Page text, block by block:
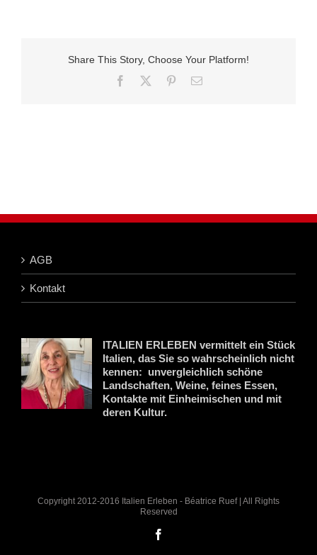
Share This Story, Choose Your Platform!
Facebook
Pinterest
E-
AGB
Kontakt
ITALIEN ERLEBEN vermittelt ein Stück
Italien, das Sie so wahrscheinlich nicht
kennen: unvergleichlich schöne
Landschaften, Weine, feines Essen,
Kontakte mit Einheimischen und mit
deren Kultur.
Copyright 2012-2016 Italien Erleben - Béatrice Ruef | All Rights
Reserved